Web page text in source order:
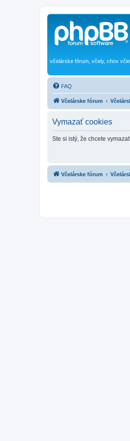
včelárske fórum, včely, chov
FAQ
Včelárske fórum
Vymazať cookies
Ste si istý, že chcete
Včelárske fórum